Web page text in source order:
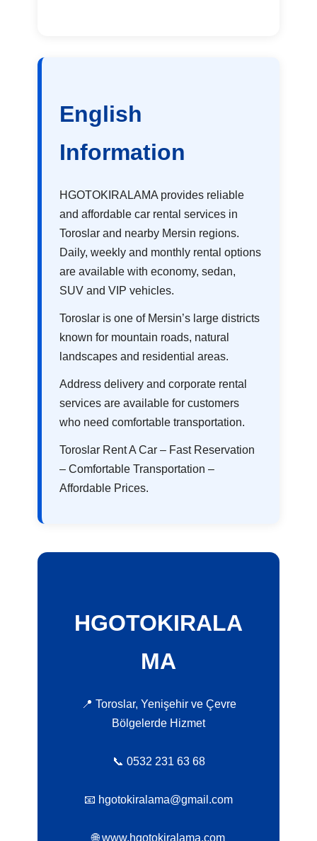
English
Information
HGOTOKIRALAMA provides reliable
and affordable car rental services in
Toroslar and nearby Mersin regions.
Daily, weekly and monthly rental options
are available with economy, sedan,
SUV and VIP vehicles.
Toroslar is one of Mersin’s large districts
known for mountain roads, natural
landscapes and residential areas.
Address delivery and corporate rental
services are available for customers
who need comfortable transportation.
Toroslar Rent A Car – Fast Reservation
– Comfortable Transportation –
Affordable Prices.
HGOTOKIRALA
MA
📍 Toroslar, Yenişehir ve Çevre
Bölgelerde Hizmet
📞 0532 231 63 68
📧 hgotokiralama@gmail.com
🌐 www.hgotokiralama.com